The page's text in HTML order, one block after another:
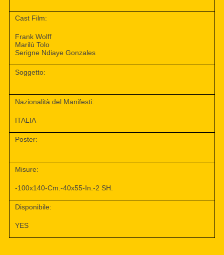
Cast Film:
Frank Wolff
Marilù Tolo
Serigne Ndiaye Gonzales
Soggetto:
Nazionalità del Manifesti:
ITALIA
Poster:
Misure:
-100x140-Cm.-40x55-In.-2 SH.
Disponibile:
YES